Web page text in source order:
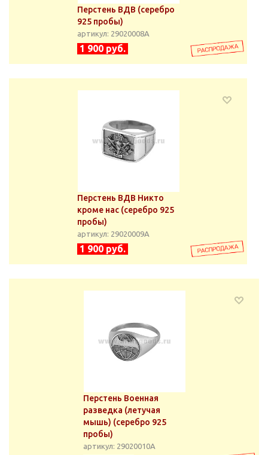
Перстень ВДВ (серебро
925 пробы)
артикул: 29020008А
1 900 руб.
Перстень ВДВ Никто
кроме нас (серебро 925
пробы)
артикул: 29020009А
1 900 руб.
Перстень Военная
разведка (летучая
мышь) (серебро 925
пробы)
артикул: 29020010А